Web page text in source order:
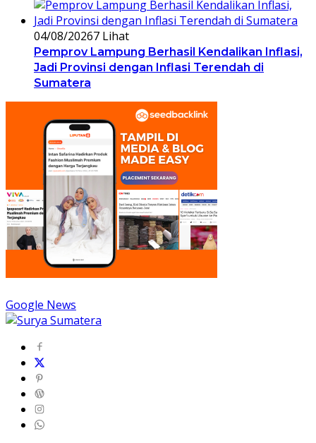
04/08/20267 Lihat
Pemprov Lampung Berhasil Kendalikan Inflasi,
Jadi Provinsi dengan Inflasi Terendah di
Sumatera
Google News